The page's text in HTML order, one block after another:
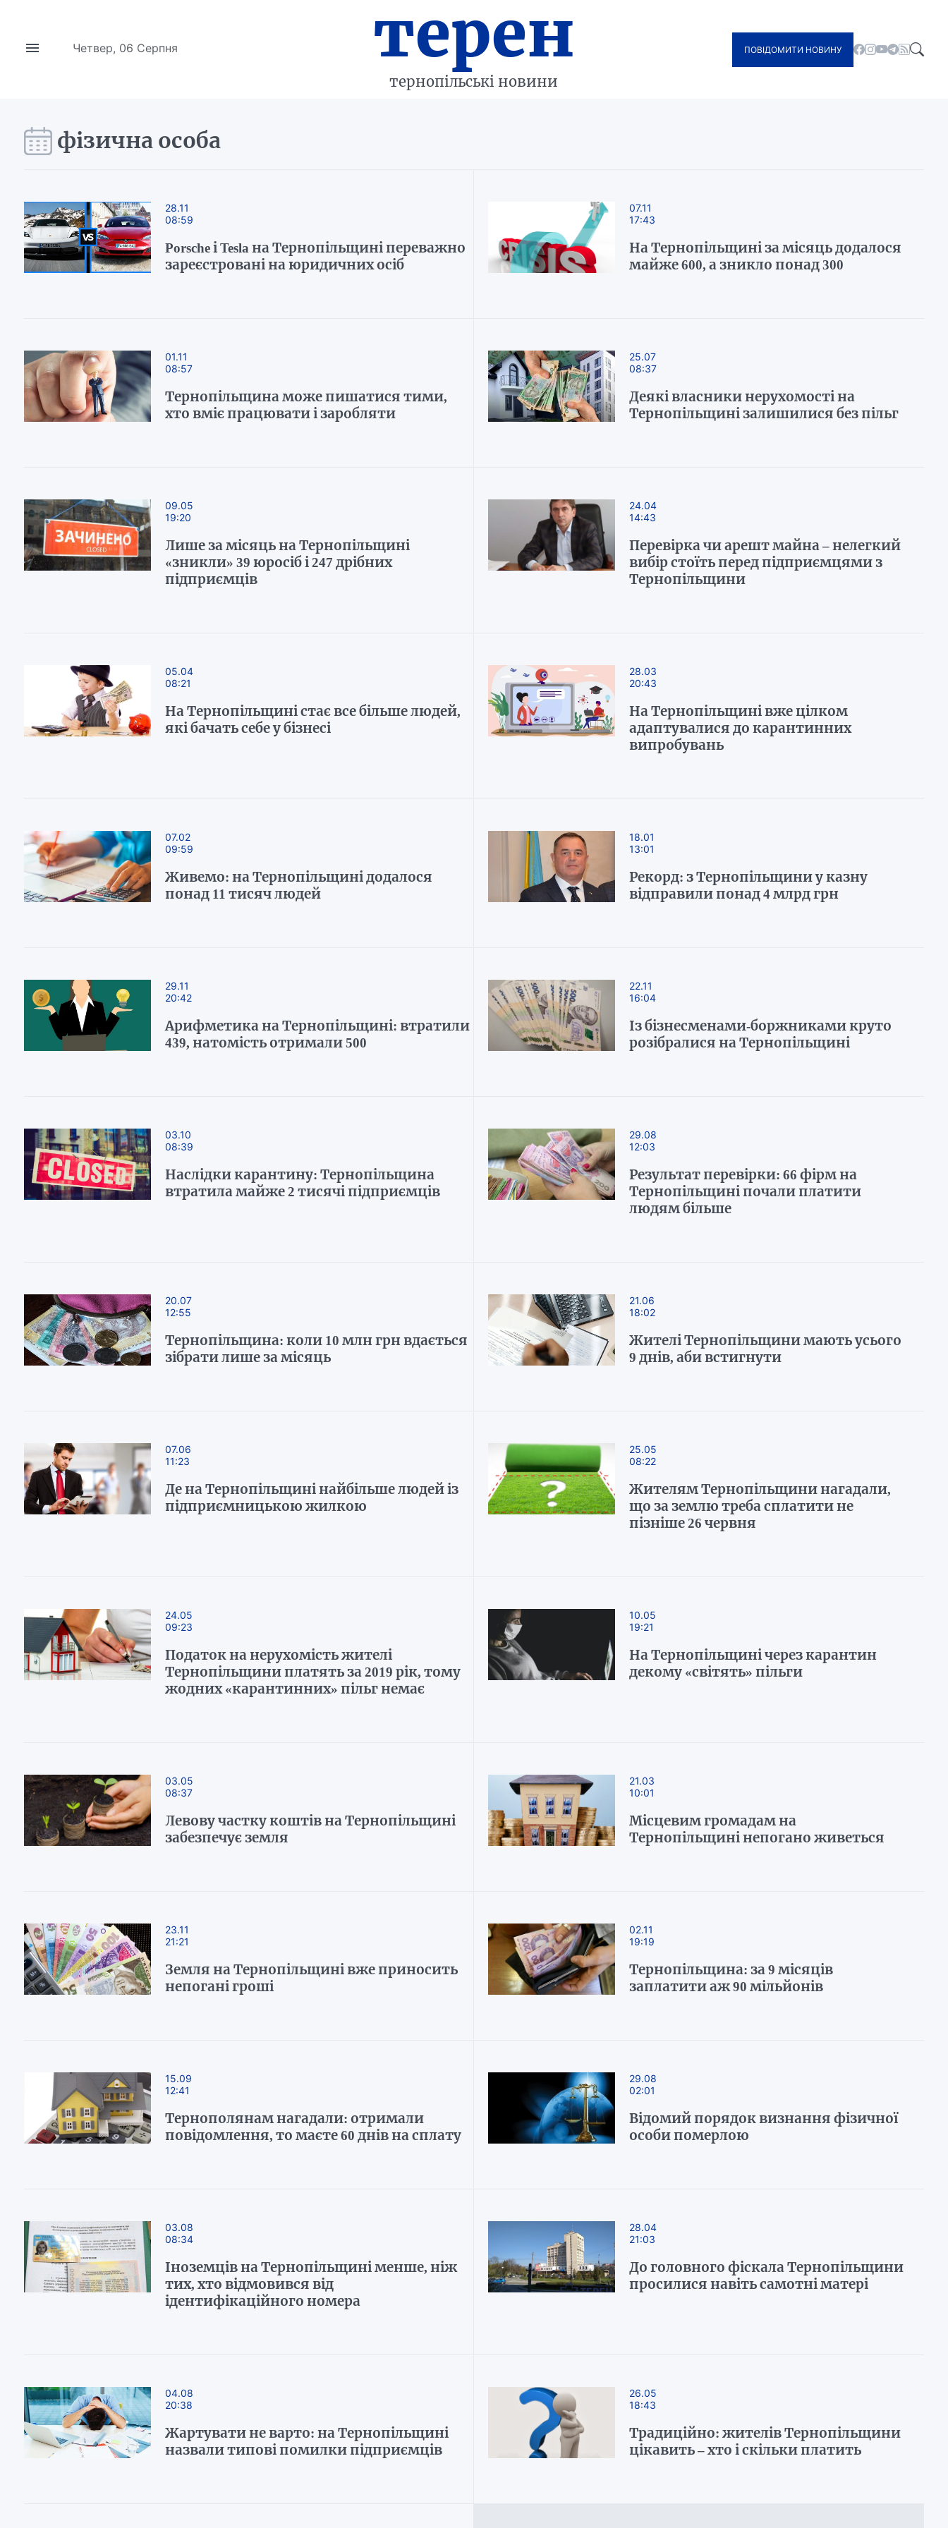
Четвер, 06 Серпня терен
тернопільські новини
ПОВІДОМИТИ НОВИНУ
фізична особа
28.11
08:59
Porsche і Tesla на Тернопільщині переважно
зареєстровані на юридичних осіб
07.11
17:43
На Тернопільщині за місяць додалося
майже 600, а зникло понад 300
01.11
08:57
Тернопільщина може пишатися тими,
хто вміє працювати і заробляти
25.07
08:37
Деякі власники нерухомості на
Тернопільщині залишилися без пільг
09.05
19:20
Лише за місяць на Тернопільщині
«зникли» 39 юросіб і 247 дрібних
підприємців
24.04
14:43
Перевірка чи арешт майна – нелегкий
вибір стоїть перед підприємцями з
Тернопільщини
05.04
08:21
На Тернопільщині стає все більше людей,
які бачать себе у бізнесі
28.03
20:43
На Тернопільщині вже цілком
адаптувалися до карантинних
випробувань
07.02
09:59
Живемо: на Тернопільщині додалося
понад 11 тисяч людей
18.01
13:01
Рекорд: з Тернопільщини у казну
відправили понад 4 млрд грн
29.11
20:42
Арифметика на Тернопільщині: втратили
439, натомість отримали 500
22.11
16:04
Із бізнесменами-боржниками круто
розібралися на Тернопільщині
03.10
08:39
Наслідки карантину: Тернопільщина
втратила майже 2 тисячі підприємців
29.08
12:03
Результат перевірки: 66 фірм на
Тернопільщині почали платити
людям більше
20.07
12:55
Тернопільщина: коли 10 млн грн вдається
зібрати лише за місяць
21.06
18:02
Жителі Тернопільщини мають усього
9 днів, аби встигнути
07.06
11:23
Де на Тернопільщині найбільше людей із
підприємницькою жилкою
25.05
08:22
Жителям Тернопільщини нагадали,
що за землю треба сплатити не
пізніше 26 червня
24.05
09:23
Податок на нерухомість жителі
Тернопільщини платять за 2019 рік, тому
жодних «карантинних» пільг немає
10.05
19:21
На Тернопільщині через карантин
декому «світять» пільги
03.05
08:37
Левову частку коштів на Тернопільщині
забезпечує земля
21.03
10:01
Місцевим громадам на
Тернопільщині непогано живеться
23.11
21:21
Земля на Тернопільщині вже приносить
непогані гроші
02.11
19:19
Тернопільщина: за 9 місяців
заплатити аж 90 мільйонів
15.09
12:41
Тернополянам нагадали: отримали
повідомлення, то маєте 60 днів на сплату
29.08
02:01
Відомий порядок визнання фізичної
особи померлою
03.08
08:34
Іноземців на Тернопільщині менше, ніж
тих, хто відмовився від
ідентифікаційного номера
28.04
21:03
До головного фіскала Тернопільщини
просилися навіть самотні матері
04.08
20:38
Жартувати не варто: на Тернопільщині
назвали типові помилки підприємців
26.05
18:43
Традиційно: жителів Тернопільщини
цікавить – хто і скільки платить